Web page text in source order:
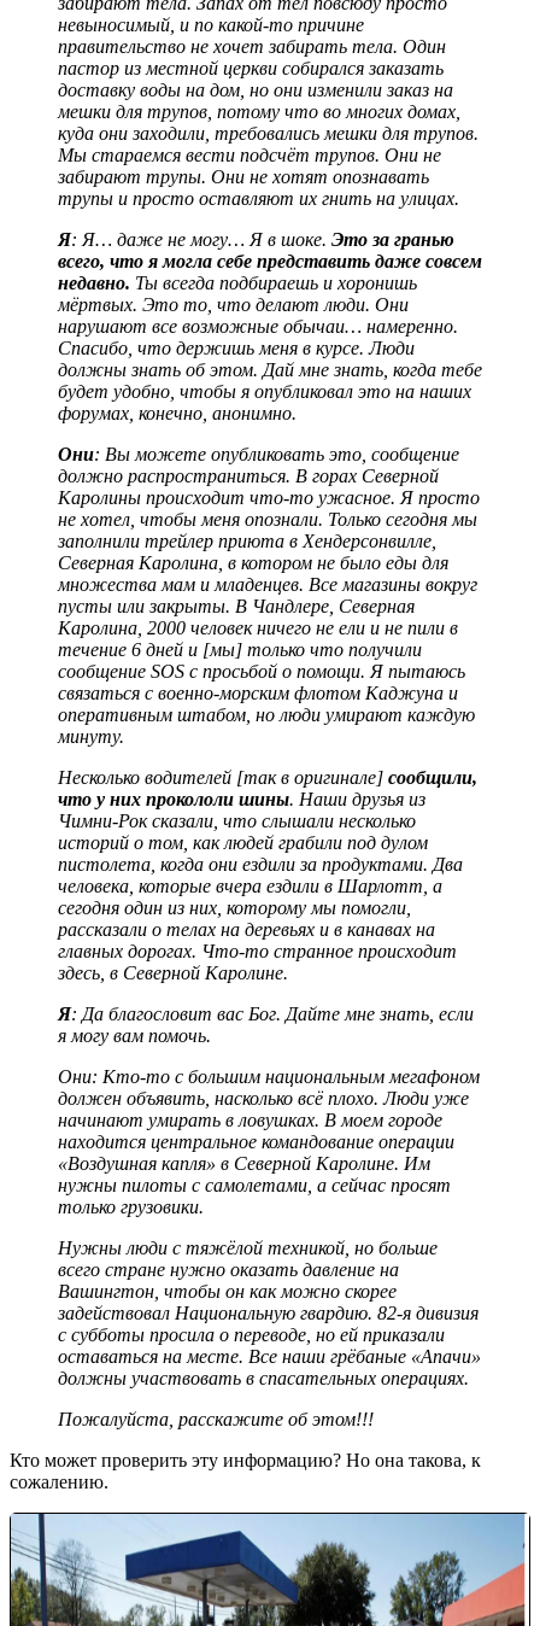
невыносимый, и по какой-то причине
правительство не хочет забирать тела. Один
пастор из местной церкви собирался заказать
доставку воды на дом, но они изменили заказ на
мешки для трупов, потому что во многих домах,
куда они заходили, требовались мешки для трупов.
Мы стараемся вести подсчёт трупов. Они не
забирают трупы. Они не хотят опознавать
трупы и просто оставляют их гнить на улицах.
Я: Я… даже не могу… Я в шоке. Это за гранью
всего, что я могла себе представить даже совсем
недавно. Ты всегда подбираешь и хоронишь
мёртвых. Это то, что делают люди. Они
нарушают все возможные обычаи… намеренно.
Спасибо, что держишь меня в курсе. Люди
должны знать об этом. Дай мне знать, когда тебе
будет удобно, чтобы я опубликовал это на наших
форумах, конечно, анонимно.
Они: Вы можете опубликовать это, сообщение
должно распространиться. В горах Северной
Каролины происходит что-то ужасное. Я просто
не хотел, чтобы меня опознали. Только сегодня мы
заполнили трейлер приюта в Хендерсонвилле,
Северная Каролина, в котором не было еды для
множества мам и младенцев. Все магазины вокруг
пусты или закрыты. В Чандлере, Северная
Каролина, 2000 человек ничего не ели и не пили в
течение 6 дней и [мы] только что получили
сообщение SOS с просьбой о помощи. Я пытаюсь
связаться с военно-морским флотом Каджуна и
оперативным штабом, но люди умирают каждую
минуту.
Несколько водителей [так в оригинале] сообщили,
что у них прокололи шины. Наши друзья из
Чимни-Рок сказали, что слышали несколько
историй о том, как людей грабили под дулом
пистолета, когда они ездили за продуктами. Два
человека, которые вчера ездили в Шарлотт, а
сегодня один из них, которому мы помогли,
рассказали о телах на деревьях и в канавах на
главных дорогах. Что-то странное происходит
здесь, в Северной Каролине.
Я: Да благословит вас Бог. Дайте мне знать, если
я могу вам помочь.
Они: Кто-то с большим национальным мегафоном
должен объявить, насколько всё плохо. Люди уже
начинают умирать в ловушках. В моем городе
находится центральное командование операции
«Воздушная капля» в Северной Каролине. Им
нужны пилоты с самолетами, а сейчас просят
только грузовики.
Нужны люди с тяжёлой техникой, но больше
всего стране нужно оказать давление на
Вашингтон, чтобы он как можно скорее
задействовал Национальную гвардию. 82-я дивизия
с субботы просила о переводе, но ей приказали
оставаться на месте. Все наши грёбаные «Апачи»
должны участвовать в спасательных операциях.
Пожалуйста, расскажите об этом!!!
Кто может проверить эту информацию? Но она такова, к
сожалению.